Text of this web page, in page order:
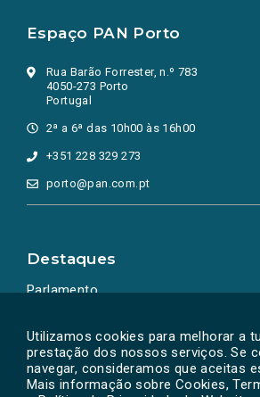
Utilizamos cookies para melhorar a
prestação dos nossos serviços. Se
navegar, consideramos que aceitas
Mais informação sobre Cookies,
Espaço PAN Porto
Rua Barão Forrester, n.º 783
4050-273 Porto
Portugal
2ª a 6ª das 10h00 às 16h00
+351 228 329 273
porto@pan.com.pt
Destaques
Parlamento